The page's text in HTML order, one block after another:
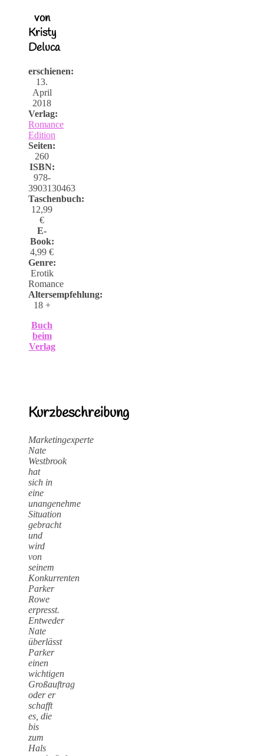
von
Kristy
Deluca
erschienen:
13.
April
2018
Verlag:
Romance
Edition
Seiten:
260
ISBN:
978-
3903130463
Taschenbuch:
12,99
€
E-
Book:
4,99 €
Genre:
Erotik
Romance
Altersempfehlung:
18 +
Buch
beim
Verlag
Kurzbeschreibung
Marketingexperte
Nate
Westbrook
hat
sich in
eine
unangenehme
Situation
gebracht
und
wird
von
seinem
Konkurrenten
Parker
Rowe
erpresst.
Entweder
Nate
überlässt
Parker
einen
wichtigen
Großauftrag
oder er
schafft
es, die
bis
zum
Hals